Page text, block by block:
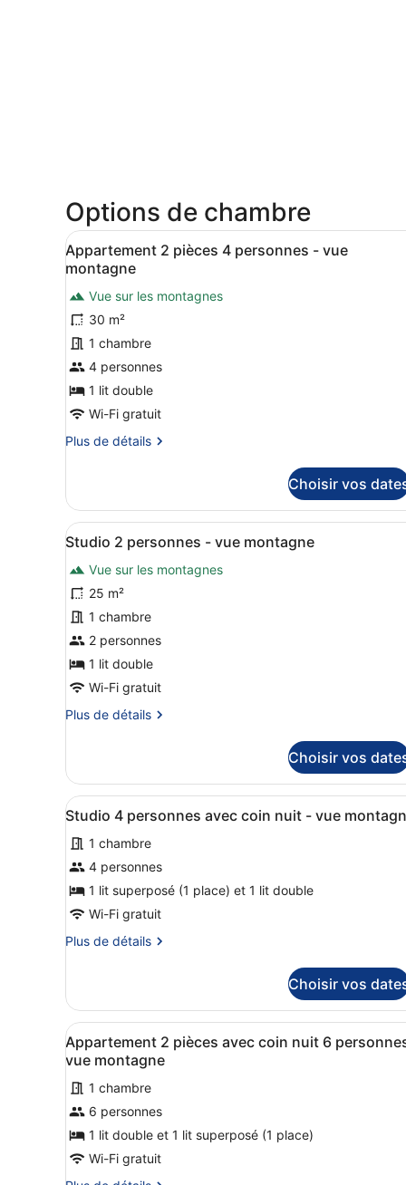
Options de chambre
Afficher
toutes
les
photos
pour
ce
type
de
chambre :
Appartement
2
personnes
-
vue
montagne
Une chambre d’hôtel
5
Appartement 2 pièces 4 personnes - vue
montagne
Vue sur les montagnes
30 m²
1 chambre
4 personnes
1 lit double
Wi-Fi gratuit
Plus de détails
Plus
le
type
de
Appartement
pièces
4
personnes
vue
montagne
Choisir vos
Afficher
toutes
les
photos
pour
ce
type
de
chambre :
Studio
-
vue
montagne
Une chambre d’hôtel de
5
Studio 2 personnes - vue montagne
Vue sur les montagnes
25 m²
1 chambre
2 personnes
1 lit double
Wi-Fi gratuit
Plus de détails
Plus
le
type
de
Studio
personnes
-
vue
montagne
Choisir vos
Afficher
toutes
les
photos
pour
ce
de
4
personnes
avec
nuit
-
vue
montagne
Une chambre d’hôtel
8
Studio 4 personnes avec coin nuit - vue
1 chambre
4 personnes
1 lit superposé (1 place) et 1 lit double
Wi-Fi gratuit
Plus de détails
Plus
le
type
de
chambre
Studio
4
personnes
avec
coin
nuit
Choisir vos
Afficher
toutes
les
photos
pour
ce
type
de
Un lit bien fait, avec du
7
Appartement 2 pièces avec coin nuit 6
vue montagne
1 chambre
6 personnes
1 lit double et 1 lit superposé (1 place)
Wi-Fi gratuit